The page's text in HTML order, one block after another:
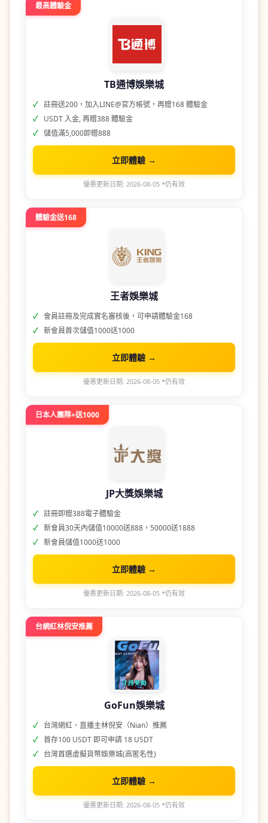
最高體驗金
TB通博娛樂城
註冊送200，加入LINE@官方帳號，再贈168 體驗金
USDT 入金, 再贈388 體驗金
儲值滿5,000即贈888
立即體驗 →
優惠更新日期: 2026-08-05 *仍有效
體驗金送168
王者娛樂城
會員註冊及完成實名審核後，可申請體驗金168
新會員首次儲值1000送1000
立即體驗 →
優惠更新日期: 2026-08-05 *仍有效
日本人團隊+送1000
JP大獎娛樂城
註冊即贈388電子體驗金
新會員30天內儲值10000送888，50000送1888
新會員儲值1000送1000
立即體驗 →
優惠更新日期: 2026-08-05 *仍有效
台網紅林倪安推薦
GoFun娛樂城
台灣網紅、直播主林倪安（Nian）推薦
首存100 USDT 即可申請 18 USDT
台灣首選虛擬貨幣娛樂城(高匿名性)
立即體驗 →
優惠更新日期: 2026-08-05 *仍有效